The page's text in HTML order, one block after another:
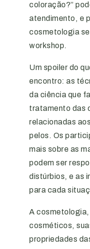
coloração?”
atendimento, e
cosmetologia
workshop.
Um spoiler do
encontro: as
da ciência que
tratamento das
relacionadas
pelos. Os
mais sobre as
podem ser
distúrbios, e as
para cada
A
cosméticos,
propriedades